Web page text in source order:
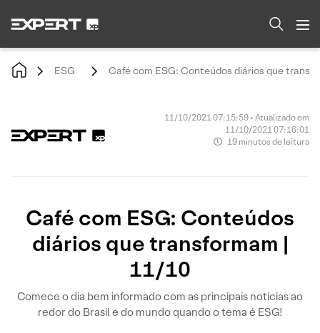
ESG Café com ESG: Conteúdos diários que
11/10/2021 07:15:59 • Atualizado em
11/10/2021 07:16:01
19 minutos de leitura
Café com ESG: Conteúdos
diários que transformam |
11/10
Comece o dia bem informado com as principais notícias ao
redor do Brasil e do mundo quando o tema é ESG!